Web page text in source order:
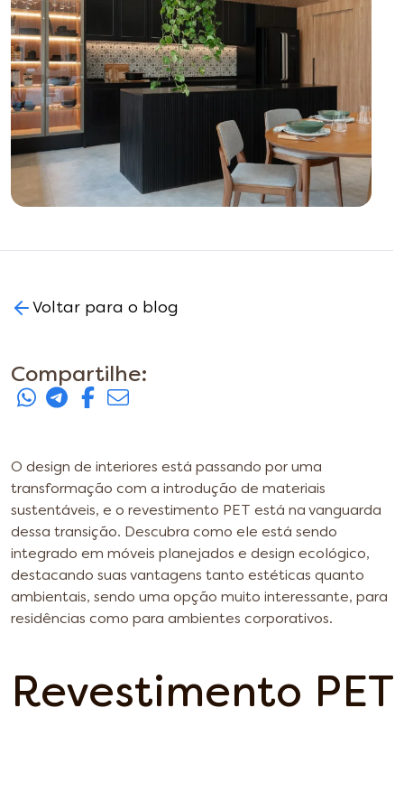
Voltar para o blog
Compartilhe:
O design de interiores está passando por uma
transformação com a introdução de materiais
sustentáveis, e o revestimento PET está na vanguarda
dessa transição. Descubra como ele está sendo
integrado em móveis planejados e design ecológico,
destacando suas vantagens tanto estéticas quanto
ambientais, sendo uma opção muito interessante, para
residências como para ambientes corporativos.
Revestimento PET